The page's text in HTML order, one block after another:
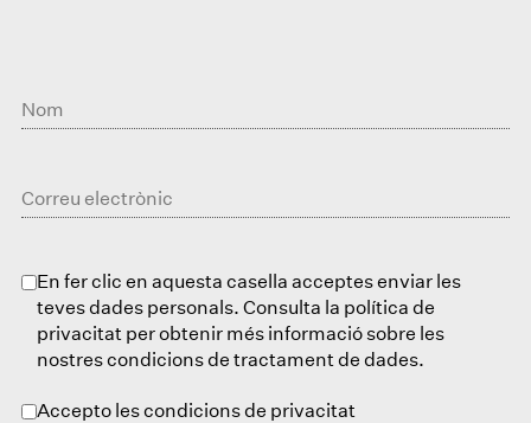
En fer clic en aquesta casella acceptes enviar les
teves dades personals. Consulta la política de
privacitat per obtenir més informació sobre les
nostres condicions de tractament de dades.
Accepto les condicions de privacitat